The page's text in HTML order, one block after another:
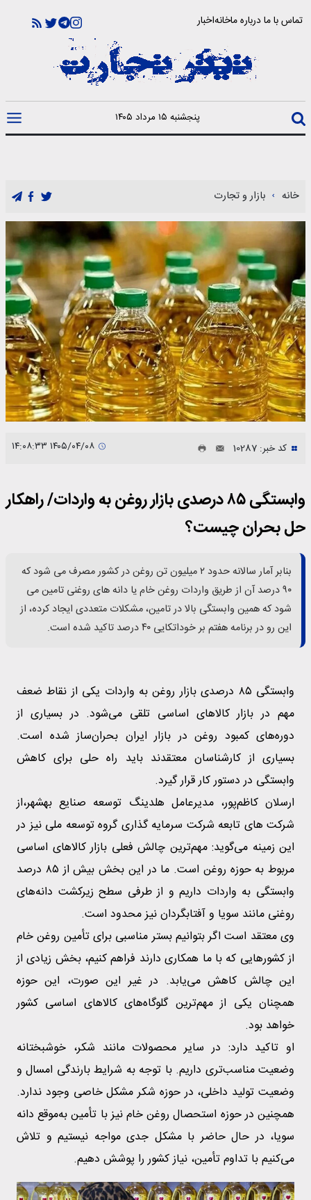
تماس با مادرباره ماخانهاخبار
پنجشنبه ۱۵ مرداد ۱۴۰۵
خانه بازار و تجارت
کد خبر: 10287
وابستگی ۸۵ درصدی بازار روغن به واردات/ راهکار
حل بحران چیست؟
بنابر آمار سالانه حدود ۲ میلیون تن روغن در کشور مصرف می شود که
۹۰ درصد آن از طریق واردات روغن خام یا دانه های روغنی تامین می
شود که همین وابستگی بالا در تامین، مشکلات متعددی ایجاد کرده، از
این رو در برنامه هفتم بر خوداتکایی ۴۰ درصد تاکید شده است.
وابستگی ۸۵ درصدی بازار روغن به واردات یکی از نقاط ضعف
مهم در بازار کالاهای اساسی تلقی می‌شود. در بسیاری از
دوره‌های کمبود روغن در بازار ایران بحران‌ساز شده است.
بسیاری از کارشناسان معتقدند باید راه حلی برای کاهش
وابستگی در دستور کار قرار گیرد.
ارسلان کاظم‌پور، مدیرعامل هلدینگ توسعه صنایع بهشهر،از
شرکت های تابعه شرکت سرمایه گذاری گروه توسعه ملی نیز در
این زمینه می‌گوید: مهم‌ترین چالش فعلی بازار کالاهای اساسی
مربوط به حوزه روغن است. ما در این بخش بیش از ۸۵ درصد
وابستگی به واردات داریم و از طرفی سطح زیرکشت دانه‌های
روغنی مانند سویا و آفتابگردان نیز محدود است.
وی معتقد است اگر بتوانیم بستر مناسبی برای تأمین روغن خام
از کشورهایی که با ما همکاری دارند فراهم کنیم، بخش زیادی از
این چالش کاهش می‌یابد. در غیر این صورت، این حوزه
همچنان یکی از مهم‌ترین گلوگاه‌های کالاهای اساسی کشور
خواهد بود.
او تاکید دارد: در سایر محصولات مانند شکر، خوشبختانه
وضعیت مناسب‌تری داریم. با توجه به شرایط بارندگی امسال و
وضعیت تولید داخلی، در حوزه شکر مشکل خاصی وجود ندارد.
همچنین در حوزه استحصال روغن خام نیز با تأمین به‌موقع دانه
سویا، در حال حاضر با مشکل جدی مواجه نیستیم و تلاش
می‌کنیم با تداوم تأمین، نیاز کشور را پوشش دهیم.